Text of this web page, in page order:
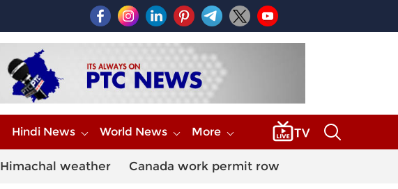
Hindi News World News More
Himachal weather Canada work permit row